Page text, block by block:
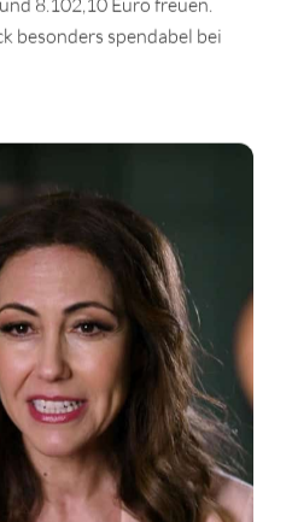
besonders spendabel bei